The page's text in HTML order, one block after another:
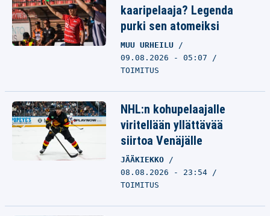
kaaripelaaja? Legenda
purki sen atomeiksi
MUU URHEILU
09.08.2026 - 05:07
TOIMITUS
NHL:n kohupelaajalle
viritellään yllättävää
siirtoa Venäjälle
JÄÄKIEKKO
08.08.2026 - 23:54
TOIMITUS